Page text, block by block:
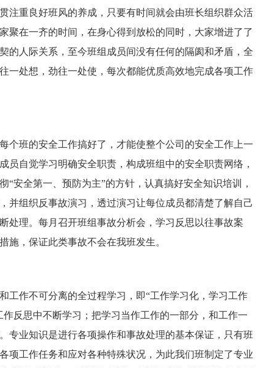
注重良好班风的养成，只要有时间就会由班长组织群众活
聚在一齐的时间，在身心得到放松的同时，大家增进了了
的人际关系，至今班组成员间没有任何的隔阂和矛盾，全
一处想，劲往一处使，每次都能优质高效地完成各项工作
个班的安全工作搞好了，才能使整个公司的安全工作上一
员自觉学习明确安全职责，构成班组中的安全职责网络，
安全第一、预防为主”的方针，认真搞好安全知识培训，
并组织反事故演习，透过演习让每位成员都清楚了解自己
处理。每月召开班组事故分析会，学习反思以往事故案
施，保证此类事故不会在我班发生。
工作不可分离的全过程学习，即“工作学习化，学习工作
反思中不断学习；把学习当作工作的一部分，和工作一
专业知识是进行各项操作和事故处理的基本保证，只有班
项工作任务和应对各种特殊状况，为此我们班制定了专业